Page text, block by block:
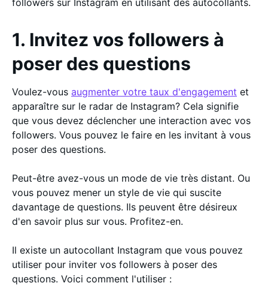
followers sur Instagram en utilisant des autocollants.
1. Invitez vos followers à
poser des questions
Voulez-vous augmenter votre taux d'engagement et
apparaître sur le radar de Instagram? Cela signifie
que vous devez déclencher une interaction avec vos
followers. Vous pouvez le faire en les invitant à vous
poser des questions.
Peut-être avez-vous un mode de vie très distant. Ou
vous pouvez mener un style de vie qui suscite
davantage de questions. Ils peuvent être désireux
d'en savoir plus sur vous. Profitez-en.
Il existe un autocollant Instagram que vous pouvez
utiliser pour inviter vos followers à poser des
questions. Voici comment l'utiliser :